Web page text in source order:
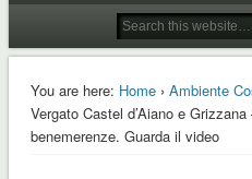
You are here: Home› Ambiente
Vergato Castel d’Aiano e
benemerenze. Guarda il video